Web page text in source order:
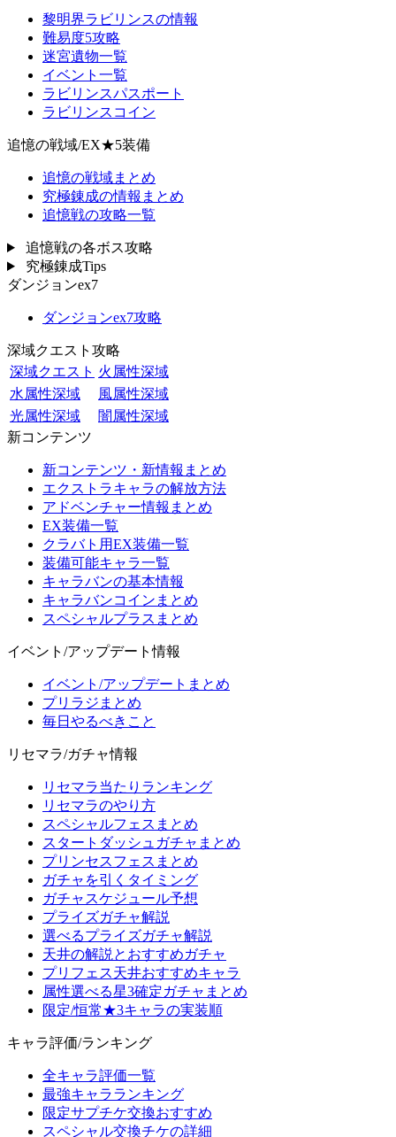
黎明界ラビリンスの情報
難易度5攻略
迷宮遺物一覧
イベント一覧
ラビリンスパスポート
ラビリンスコイン
追憶の戦域/EX★5装備
追憶の戦域まとめ
究極錬成の情報まとめ
追憶戦の攻略一覧
追憶戦の各ボス攻略
究極錬成Tips
ダンジョンex7
ダンジョンex7攻略
深域クエスト攻略
深域クエスト 火属性深域
水属性深域
風属性深域
光属性深域
闇属性深域
新コンテンツ
新コンテンツ・新情報まとめ
エクストラキャラの解放方法
アドベンチャー情報まとめ
EX装備一覧
クラバト用EX装備一覧
装備可能キャラ一覧
キャラバンの基本情報
キャラバンコインまとめ
スペシャルプラスまとめ
イベント/アップデート情報
イベント/アップデートまとめ
プリラジまとめ
毎日やるべきこと
リセマラ/ガチャ情報
リセマラ当たりランキング
リセマラのやり方
スペシャルフェスまとめ
スタートダッシュガチャまとめ
プリンセスフェスまとめ
ガチャを引くタイミング
ガチャスケジュール予想
プライズガチャ解説
選べるプライズガチャ解説
天井の解説とおすすめガチャ
プリフェス天井おすすめキャラ
属性選べる星3確定ガチャまとめ
限定/恒常★3キャラの実装順
キャラ評価/ランキング
全キャラ評価一覧
最強キャラランキング
限定サプチケ交換おすすめ
スペシャル交換チケの詳細